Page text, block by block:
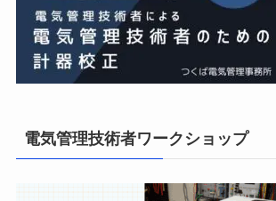
電気管理技術者ワークショップ